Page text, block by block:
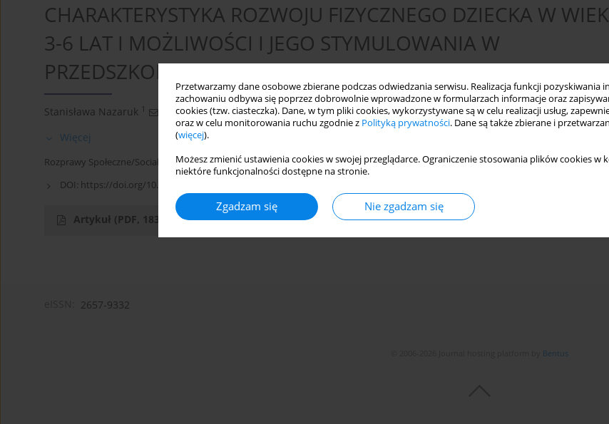
Przetwarzamy dane osobowe zbierane podczas odwiedzania serwisu. Realizacja funkcji pozyskiwania
zachowaniu odbywa się poprzez dobrowolnie wprowadzone w formularzach informacje oraz
cookies (tzw. ciasteczka). Dane, w tym pliki cookies, wykorzystywane są w celu realizacji usług,
oraz w celu monitorowania ruchu zgodnie z Polityką prywatności. Dane są także zbierane i
(więcej).
Możesz zmienić ustawienia cookies w swojej przeglądarce. Ograniczenie stosowania plików cookies w
niektóre funkcjonalności dostępne na stronie.
Zgadzam się Nie zgadzam się
CHARAKTERYSTYKA ROZWOJU FIZYCZNEGO DZIECKA W
3-6 LAT I MOŻLIWOŚCI I JEGO STYMULOWANIA W
PRZEDSZKOLU
Stanisława Nazaruk 1
Więcej
Rozprawy Społeczne/Social Dissertations 2014;8(2):15-21
DOI: https://doi.org/10.29316/rs/111163
Artykuł (PDF, 183.96 kB)
2657-9332
Bentus